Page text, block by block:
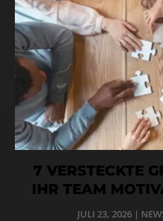
7 VERSTECKTE
IHR TEAM
JULI 23, 2026|